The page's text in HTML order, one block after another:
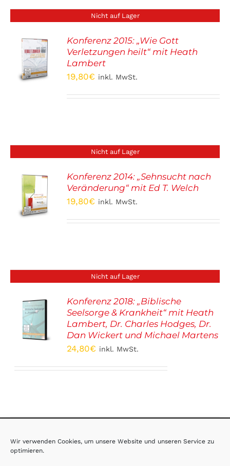
Wir verwenden Cookies, um unsere Website und unseren Service zu
optimieren.
Nicht auf Lager
Konferenz 2015: „Wie Gott
Verletzungen heilt“ mit Heath
Lambert
19,80€ inkl. MwSt.
Nicht auf Lager
Konferenz 2014: „Sehnsucht nach
Veränderung“ mit Ed T. Welch
19,80€ inkl. MwSt.
Nicht auf Lager
Konferenz 2018: „Biblische
Seelsorge & Krankheit“ mit Heath
Lambert, Dr. Charles Hodges, Dr.
Dan Wickert und Michael Martens
24,80€ inkl. MwSt.
AGB·Impressum·Datenschutz